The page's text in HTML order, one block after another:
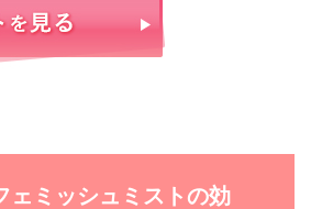
ェミッシュミストの効